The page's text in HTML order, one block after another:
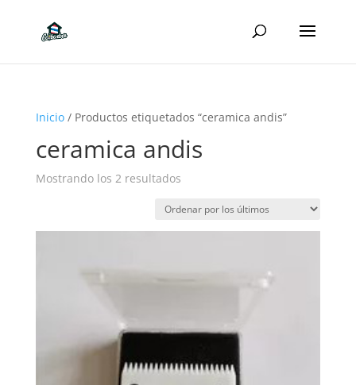
Inicio/ Productos etiquetados “ceramica andis”
ceramica andis
Mostrando los 2 resultadosOrdenado
los
últimos